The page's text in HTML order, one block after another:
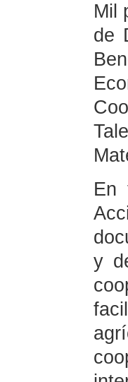
Mil
de
En
y